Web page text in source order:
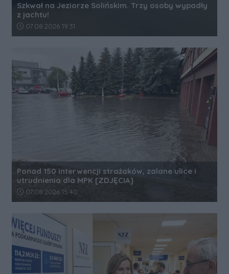
Szkwał na Jeziorze Solińskim. Trzy osoby wypadły
z jachtu!
Data dodania artykułu:
07.08.2026 19:31
Ponad 150 interwencji strażaków, zalane ulice i
utrudnienia dla MPK [ZDJĘCIA]
Data dodania artykułu:
07.08.2026 15:40